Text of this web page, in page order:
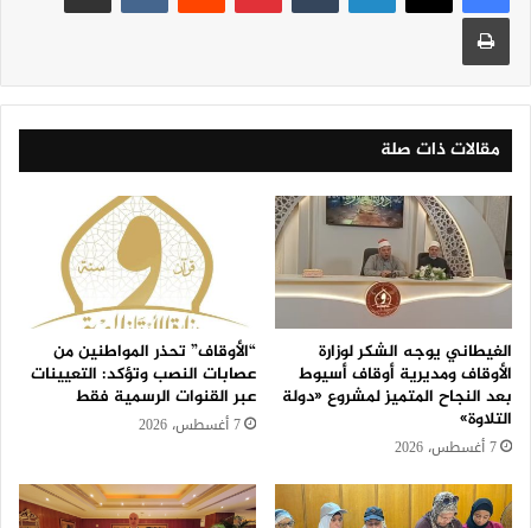
مقالات ذات صلة
الغيطاني يوجه الشكر لوزارة
الأوقاف ومديرية أوقاف أسيوط
بعد النجاح المتميز لمشروع «دولة
التلاوة»
7 أغسطس، 2026
“الأوقاف” تحذر المواطنين من
عصابات النصب وتؤكد: التعيينات
عبر القنوات الرسمية فقط
7 أغسطس، 2026